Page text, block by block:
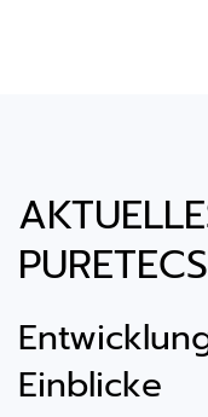
PURETECS
Einblicke